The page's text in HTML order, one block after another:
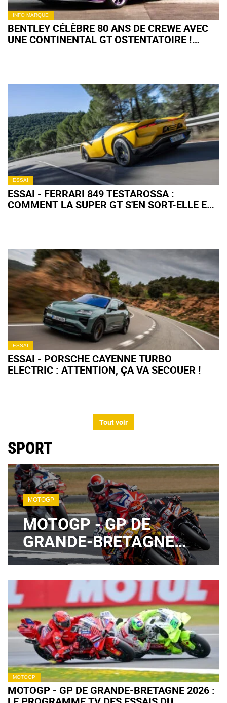
INFO MARQUE
BENTLEY CÉLÈBRE 80 ANS DE CREWE AVEC
UNE CONTINENTAL GT OSTENTATOIRE !
ESSAI
ESSAI - FERRARI 849 TESTAROSSA :
COMMENT LA SUPER GT S'EN SORT-ELLE EN
ESSAI
ESSAI - PORSCHE CAYENNE TURBO
ELECTRIC : ATTENTION, ÇA VA SECOUER !
Tout voir
SPORT
MOTOGP
MOTOGP - GP DE
GRANDE-BRETAGNE
2026 : QUAND SUIVRE
QUALIFICATIONS ET
SPRINT CE SAMEDI ?
MOTOGP
MOTOGP - GP DE GRANDE-BRETAGNE 2026 :